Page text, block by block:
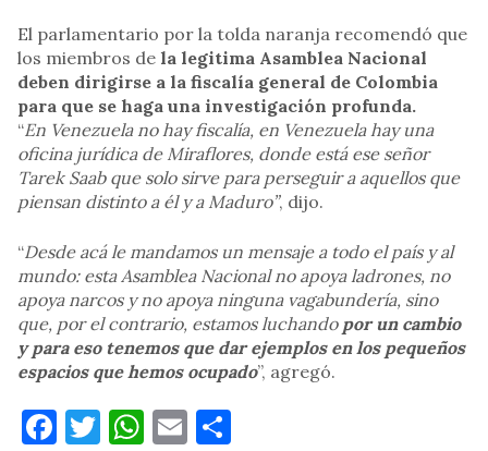
El parlamentario por la tolda naranja recomendó que
los miembros de la legitima Asamblea Nacional
deben dirigirse a la fiscalía general de Colombia
para que se haga una investigación profunda.
“En Venezuela no hay fiscalía, en Venezuela hay una
oficina jurídica de Miraflores, donde está ese señor
Tarek Saab que solo sirve para perseguir a aquellos que
piensan distinto a él y a Maduro”, dijo.
“Desde acá le mandamos un mensaje a todo el país y al
mundo: esta Asamblea Nacional no apoya ladrones, no
apoya narcos y no apoya ninguna vagabundería, sino
que, por el contrario, estamos luchando por un cambio
y para eso tenemos que dar ejemplos en los pequeños
espacios que hemos ocupado”, agregó.
Facebook
Twitter
WhatsApp
Email